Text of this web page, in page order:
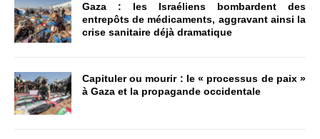
Gaza : les Israéliens bombardent des
entrepôts de médicaments, aggravant ainsi la
crise sanitaire déjà dramatique
Capituler ou mourir : le « processus de paix »
à Gaza et la propagande occidentale